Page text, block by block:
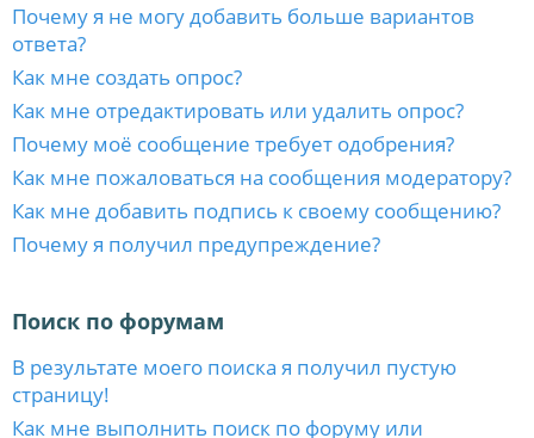
Почему я не могу добавить больше вариантов
ответа?
Как мне создать опрос?
Как мне отредактировать или удалить опрос?
Почему моё сообщение требует одобрения?
Как мне пожаловаться на сообщения модератору?
Как мне добавить подпись к своему сообщению?
Почему я получил предупреждение?
Поиск по форумам
В результате моего поиска я получил пустую
страницу!
Как мне выполнить поиск по форуму или